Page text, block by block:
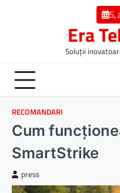
S,
Era
Soluții
RECOMANDARI
Cum
SmartStrike
press